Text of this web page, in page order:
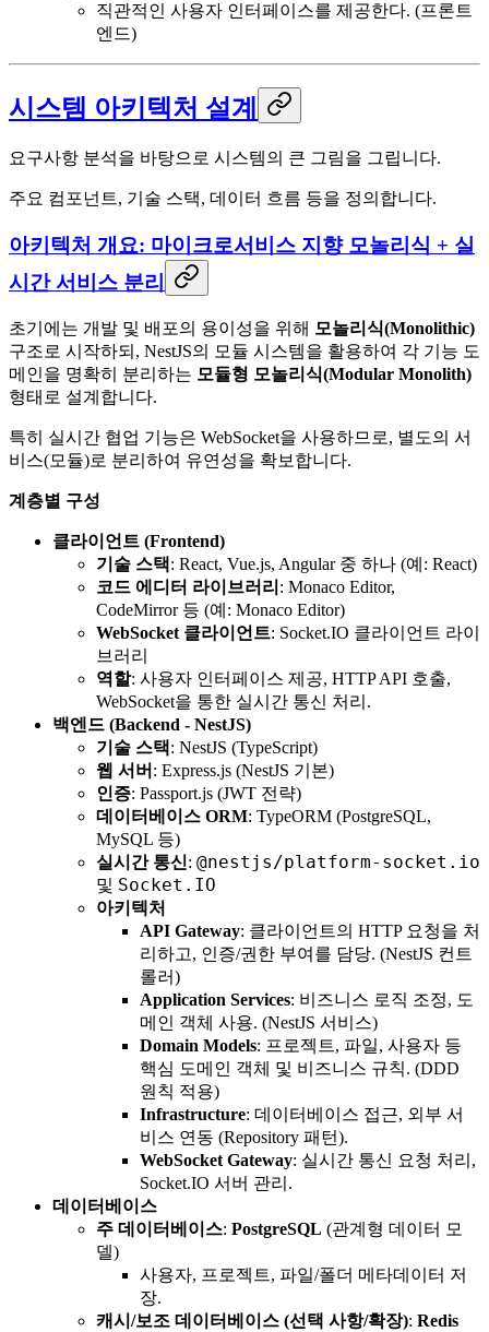
직관적인 사용자 인터페이스를 제공한다. (프론트
엔드)
시스템 아키텍처 설계
요구사항 분석을 바탕으로 시스템의 큰 그림을 그립니다.
주요 컴포넌트, 기술 스택, 데이터 흐름 등을 정의합니다.
아키텍처 개요: 마이크로서비스 지향 모놀리식 + 실
시간 서비스 분리
초기에는 개발 및 배포의 용이성을 위해 모놀리식(Monolithic)
구조로 시작하되, NestJS의 모듈 시스템을 활용하여 각 기능 도
메인을 명확히 분리하는 모듈형 모놀리식(Modular Monolith)
형태로 설계합니다.
특히 실시간 협업 기능은 WebSocket을 사용하므로, 별도의 서
비스(모듈)로 분리하여 유연성을 확보합니다.
계층별 구성
클라이언트 (Frontend)
기술 스택: React, Vue.js, Angular 중 하나 (예: React)
코드 에디터 라이브러리 : Monaco Editor,
CodeMirror 등 (예: Monaco Editor)
WebSocket 클라이언트: Socket.IO 클라이언트 라이
브러리
역할: 사용자 인터페이스 제공, HTTP API 호출,
WebSocket을 통한 실시간 통신 처리.
백엔드 (Backend - NestJS)
기술 스택: NestJS (TypeScript)
웹 서버 : Express.js (NestJS 기본)
인증: Passport.js (JWT 전략)
데이터베이스 ORM: TypeORM (PostgreSQL,
MySQL 등)
실시간 통신: @nestjs/platform-socket.io
및 Socket.IO
아키텍처
API Gateway: 클라이언트의 HTTP 요청을 처
리하고, 인증/권한 부여를 담당. (NestJS 컨트
롤러)
Application Services: 비즈니스 로직 조정, 도
메인 객체 사용. (NestJS 서비스)
Domain Models: 프로젝트, 파일, 사용자 등
핵심 도메인 객체 및 비즈니스 규칙. (DDD
원칙 적용)
Infrastructure: 데이터베이스 접근, 외부 서
비스 연동 (Repository 패턴).
WebSocket Gateway: 실시간 통신 요청 처리,
Socket.IO 서버 관리.
데이터베이스
주 데이터베이스: PostgreSQL (관계형 데이터 모
델)
사용자, 프로젝트, 파일/폴더 메타데이터 저
장.
캐시/보조 데이터베이스 (선택 사항/확장): Redis